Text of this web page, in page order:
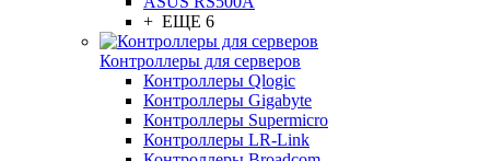
+ ЕЩЕ 6
Контроллеры для серверов
Контроллеры Qlogic
Контроллеры Gigabyte
Контроллеры Supermicro
Контроллеры LR-Link